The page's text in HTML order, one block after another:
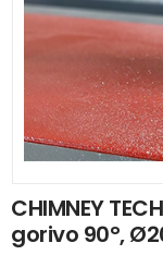
CHIMNEY
gorivo 90°,